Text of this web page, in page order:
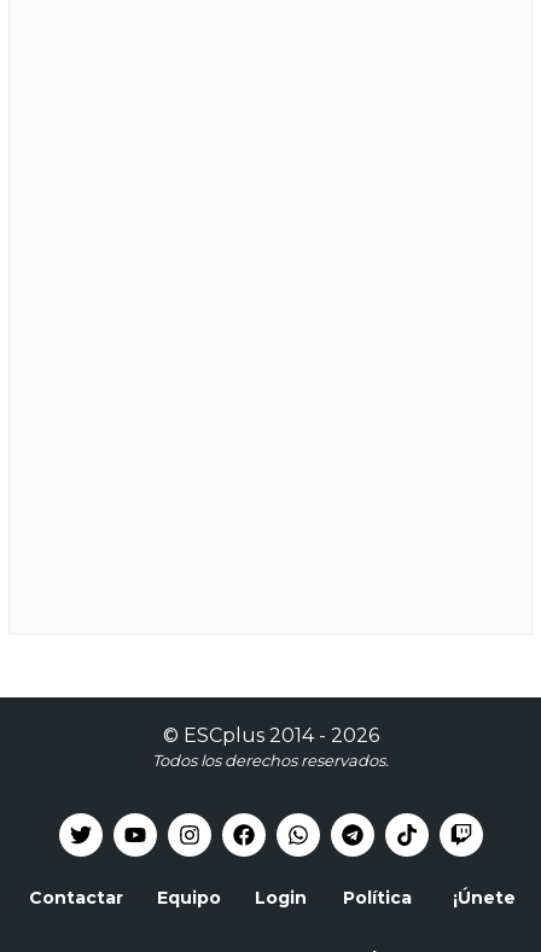
© ESCplus2014 - 2026
Todos los derechos reservados.
Contactar Equipo Login Política ¡Únete